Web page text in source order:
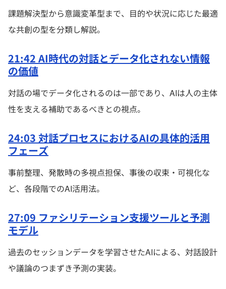
課題解決型から意識変革型まで、目的や状況に応じた最適
な共創の型を分類し解説。
21:42 AI時代の対話とデータ化されない情報
の価値
対話の場でデータ化されるのは一部であり、AIは人の主体
性を支える補助であるべきとの視点。
24:03 対話プロセスにおけるAIの具体的活用
フェーズ
事前整理、発散時の多視点担保、事後の収束・可視化な
ど、各段階でのAI活用法。
27:09 ファシリテーション支援ツールと予測
モデル
過去のセッションデータを学習させたAIによる、対話設計
や議論のつまずき予測の実装。